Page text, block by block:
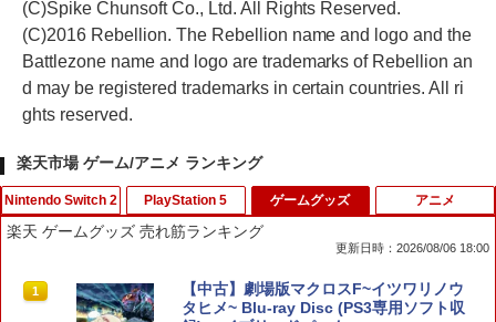
(C)Spike Chunsoft Co., Ltd. All Rights Reserved.
(C)2016 Rebellion. The Rebellion name and logo and the
Battlezone name and logo are trademarks of Rebellion an
d may be registered trademarks in certain countries. All ri
ghts reserved.
楽天市場 ゲーム/アニメ ランキング
Nintendo Switch 2
1
eFootball(TM) Kick-Off! 【Switch2】
RL205-J1
PlayStation 5
1
PS5 スティックカバー コントローラー
交換用 スティックキャップ PS4 コント
ゲームグッズ
楽天 ゲームグッズ 売れ筋ランキング
更新日時：2026/08/06 18:00
1
【中古】劇場版マクロスF~イツワリノウ
タヒメ~ Blu-ray Disc (PS3専用ソフト収
アニメ